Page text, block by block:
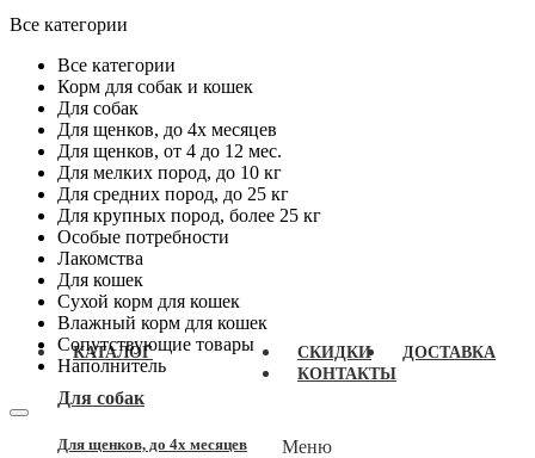
Все категории
Все категории
Корм для собак и кошек
Для собак
Для щенков, до 4x месяцев
Для щенков, от 4 до 12 мес.
Для мелких пород, до 10 кг
Для средних пород, до 25 кг
Для крупных пород, более 25 кг
Особые потребности
Лакомства
Для кошек
Сухой корм для кошек
Влажный корм для кошек
Сопутствующие товары
Наполнитель
КАТАЛОГ
Для собак
Для щенков, до 4x месяцев
СКИДКИ
ДОСТАВКА
КОНТАКТЫ
Меню